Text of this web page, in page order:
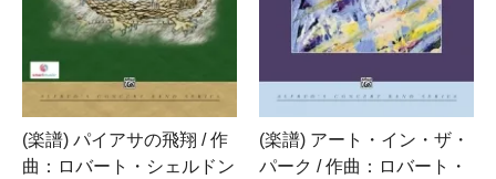
(楽譜) パイアサの飛翔 / 作
曲：ロバート・シェルドン
(楽譜) アート・イン・ザ・
パーク / 作曲：ロバート・